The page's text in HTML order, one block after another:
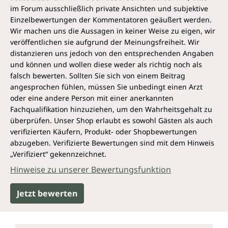
Wozu brauchen wir die Vitamine D3
und K2?
Vitamin D3 trägt zum Erhalt normaler Knochen und
Zähne, zur normalen Muskelfunktion und einem
normalen Immunsystem bei. Es unterstützt die
Aufnahme von Calcium aus dem Darm.
Vitamin K2 trägt zur normalen Blutgerinnung und
zur Erhaltung normaler Knochen bei.
Welche Nahrungsmittel enthalten D3
und K2?
Vitamin D3 nehmen wir in der Regel durch fetten
Fisch (z. B. Hering, Makrele, Lachs), Eier, Rinderleber
und Butter auf. Lebertran ist auch ein sehr guter D3-
Lieferant. Im Gegensatz zu Vitamin C ist Vitamin D
weniger hitzeempfindlich und wirkt auch bei
im Forum ausschließlich private Ansichten und subjektive
Einzelbewertungen der Kommentatoren geäußert werden.
Wir machen uns die Aussagen in keiner Weise zu eigen, wir
veröffentlichen sie aufgrund der Meinungsfreiheit. Wir
distanzieren uns jedoch von den entsprechenden Angaben
und können und wollen diese weder als richtig noch als
falsch bewerten. Sollten Sie sich von einem Beitrag
angesprochen fühlen, müssen Sie unbedingt einen Arzt
oder eine andere Person mit einer anerkannten
Fachqualifikation hinzuziehen, um den Wahrheitsgehalt zu
überprüfen. Unser Shop erlaubt es sowohl Gästen als auch
verifizierten Käufern, Produkt- oder Shopbewertungen
abzugeben. Verifizierte Bewertungen sind mit dem Hinweis
„Verifiziert“ gekennzeichnet.
Hinweise zu unserer Bewertungsfunktion
Jetzt bewerten